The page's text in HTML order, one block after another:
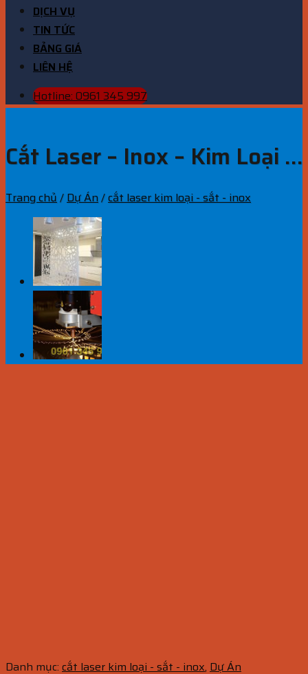
DỊCH VỤ
TIN TỨC
BẢNG GIÁ
LIÊN HỆ
Hotline: 0961 345 997
Cắt Laser – Inox – Kim Loại …
Trang chủ / Dự Án/cắt laser kim loại - sắt - inox
Danh mục: cắt laser kim loại - sắt - inox, Dự Án